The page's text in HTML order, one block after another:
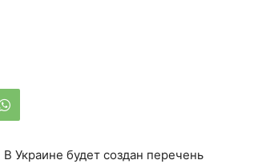
В Украине будет создан перечень